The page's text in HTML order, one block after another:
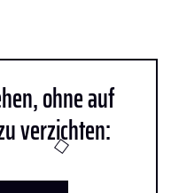
ohne auf
verzichten: